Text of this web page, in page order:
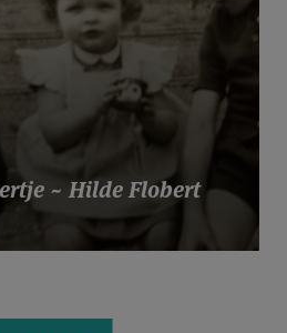
~ Hilde Flobert